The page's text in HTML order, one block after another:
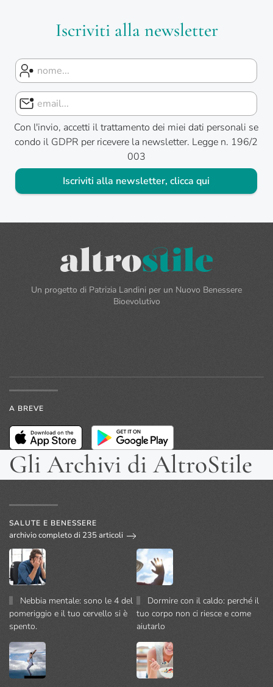
Iscriviti alla newsletter
Con l'invio, accetti il trattamento dei miei dati personali se
condo il GDPR per ricevere la newsletter. Legge n. 196/2
003
Iscriviti alla newsletter, clicca qui
Un progetto di Patrizia Landini per un Nuovo Benessere
Bioevolutivo
A BREVE
Gli Archivi di AltroStile
SALUTE E BENESSERE
archivio completo di 235 articoli
Nebbia mentale: sono le 4 del
pomeriggio e il tuo cervello si è
spento.
Dormire con il caldo: perché il
tuo corpo non ci riesce e come
aiutarlo